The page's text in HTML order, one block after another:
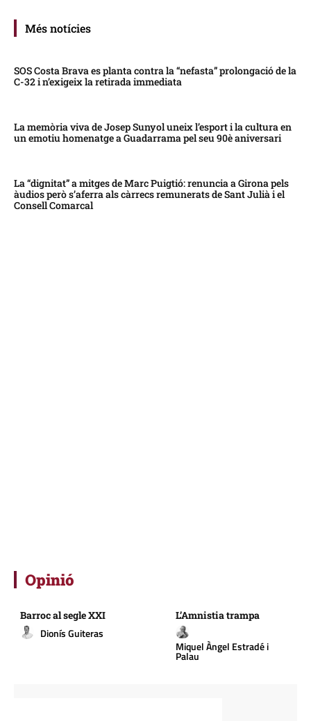
Més notícies
SOS Costa Brava es planta contra la “nefasta” prolongació de la
C-32 i n’exigeix la retirada immediata
La memòria viva de Josep Sunyol uneix l’esport i la cultura en
un emotiu homenatge a Guadarrama pel seu 90è aniversari
La “dignitat” a mitges de Marc Puigtió: renuncia a Girona pels
àudios però s’aferra als càrrecs remunerats de Sant Julià i el
Consell Comarcal
Opinió
Barroc al segle XXI
Dionís Guiteras
L’Amnistia trampa
Miquel Àngel Estradé i
Palau